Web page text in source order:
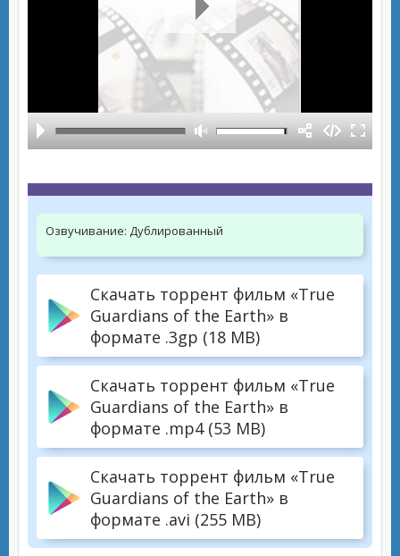
Озвучивание: Дублированный
Скачать торрент фильм «True
Guardians of the Earth» в
формате .3gp (18 MB)
Скачать торрент фильм «True
Guardians of the Earth» в
формате .mp4 (53 MB)
Скачать торрент фильм «True
Guardians of the Earth» в
формате .avi (255 MB)